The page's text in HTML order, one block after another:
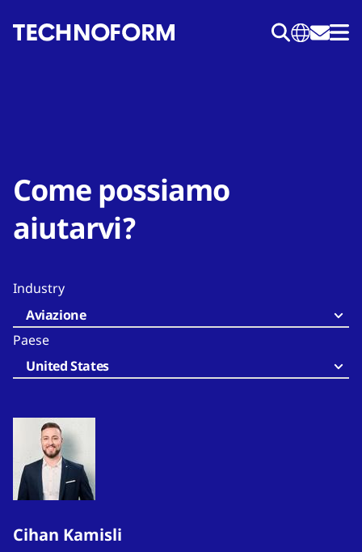
Come possiamo
aiutarvi?
Industry
Aviazione
Paese
United States
Cihan Kamisli